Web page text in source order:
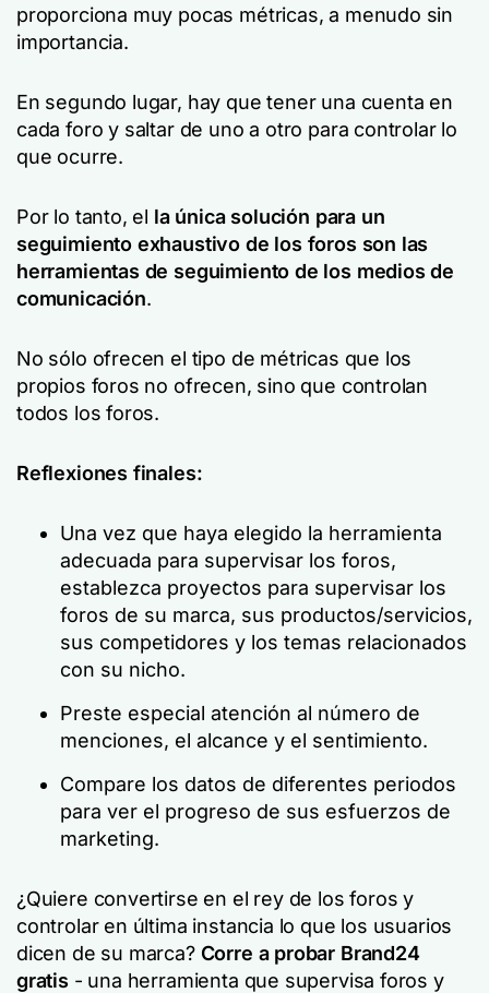
proporciona muy pocas métricas, a menudo sin
importancia.
En segundo lugar, hay que tener una cuenta en
cada foro y saltar de uno a otro para controlar lo
que ocurre.
Por lo tanto, el la única solución para un
seguimiento exhaustivo de los foros son las
herramientas de seguimiento de los medios de
comunicación.
No sólo ofrecen el tipo de métricas que los
propios foros no ofrecen, sino que controlan
todos los foros.
Reflexiones finales:
Una vez que haya elegido la herramienta
adecuada para supervisar los foros,
establezca proyectos para supervisar los
foros de su marca, sus productos/servicios,
sus competidores y los temas relacionados
con su nicho.
Preste especial atención al número de
menciones, el alcance y el sentimiento.
Compare los datos de diferentes periodos
para ver el progreso de sus esfuerzos de
marketing.
¿Quiere convertirse en el rey de los foros y
controlar en última instancia lo que los usuarios
dicen de su marca? Corre a probar Brand24
gratis - una herramienta que supervisa foros y